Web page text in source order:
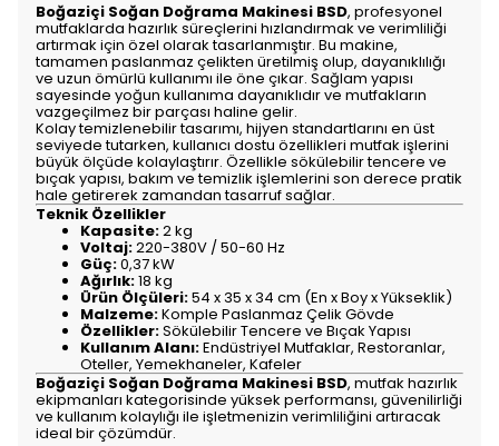
Boğaziçi Soğan Doğrama Makinesi BSD, profesyonel
mutfaklarda hazırlık süreçlerini hızlandırmak ve verimliliği
artırmak için özel olarak tasarlanmıştır. Bu makine,
tamamen paslanmaz çelikten üretilmiş olup, dayanıklılığı
ve uzun ömürlü kullanımı ile öne çıkar. Sağlam yapısı
sayesinde yoğun kullanıma dayanıklıdır ve mutfakların
vazgeçilmez bir parçası haline gelir.
Kolay temizlenebilir tasarımı, hijyen standartlarını en üst
seviyede tutarken, kullanıcı dostu özellikleri mutfak işlerini
büyük ölçüde kolaylaştırır. Özellikle sökülebilir tencere ve
bıçak yapısı, bakım ve temizlik işlemlerini son derece pratik
hale getirerek zamandan tasarruf sağlar.
Teknik Özellikler
Kapasite:2 kg
Voltaj:220-380V / 50-60 Hz
Güç:0,37 kW
Ağırlık:18 kg
Ürün Ölçüleri:54 x 35 x 34 cm (En x Boy x Yükseklik)
Malzeme:Komple Paslanmaz Çelik Gövde
Özellikler:Sökülebilir Tencere ve Bıçak Yapısı
Kullanım Alanı:Endüstriyel Mutfaklar, Restoranlar,
Oteller, Yemekhaneler, Kafeler
Boğaziçi Soğan Doğrama Makinesi BSD, mutfak hazırlık
ekipmanları kategorisinde yüksek performansı, güvenilirliği
ve kullanım kolaylığı ile işletmenizin verimliliğini artıracak
ideal bir çözümdür.